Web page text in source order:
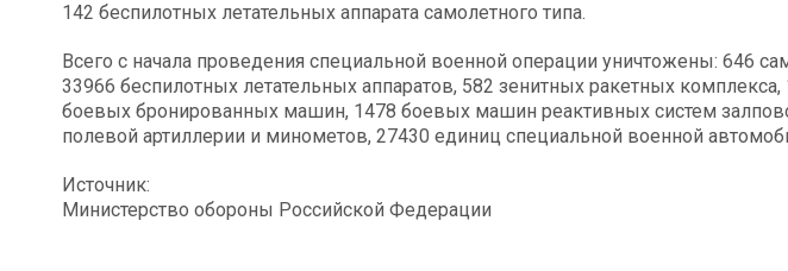
142 беспилотных летательных аппарата самолетного типа.
Всего с начала проведения специальной военной операции уничтожены: 646
33966 беспилотных летательных аппаратов, 582 зенитных ракетных комплекса,
боевых бронированных машин, 1478 боевых машин реактивных систем
полевой артиллерии и минометов, 27430 единиц специальной военной
Источник:
Министерство обороны Российской Федерации